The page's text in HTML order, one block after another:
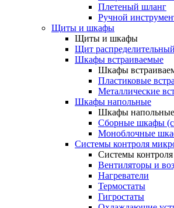
Плетеный шланг
Ручной
Щиты и шкафы
Щиты и шкафы
Щит
Шкафы встраиваемые
Шкафы
Пластиковые
Металлические
Шкафы напольные
Шкафы напольные
Сборные шкафы
Моноблочные
Системы контроля
Системы
Вентиляторы и
Нагреватели
Термостаты
Гигростаты